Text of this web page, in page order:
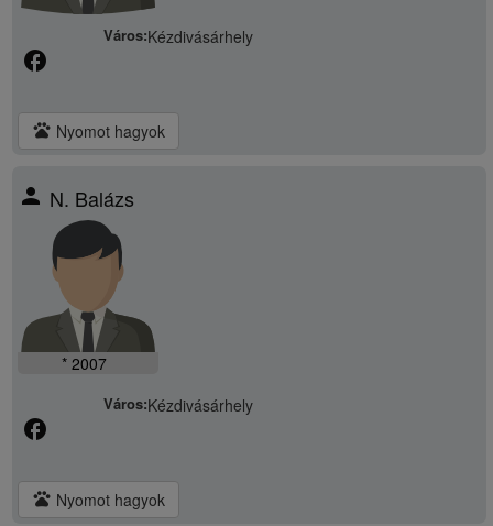
Város:Kézdivásárhely
facebook
pets Nyomot hagyok
person N. Balázs
* 2007
Város:Kézdivásárhely
facebook
pets Nyomot hagyok